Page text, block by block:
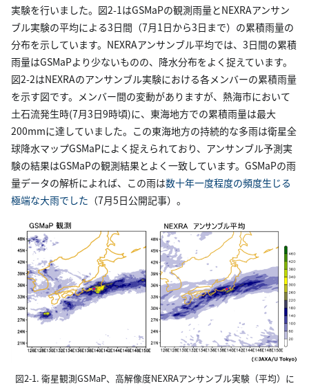
実験を行いました。図2-1はGSMaPの観測雨量とNEXRAアンサン
ブル実験の平均による3日間（7月1日から3日まで）の累積雨量の
分布を示しています。NEXRAアンサンブル平均では、3日間の累積
雨量はGSMaPより少ないものの、降水分布をよく捉えています。
図2-2はNEXRAのアンサンブル実験における各メンバーの累積雨量
を示す図です。メンバー間の変動がありますが、熱海市において
土石流発生時(7月3日9時頃)に、東海地方での累積雨量は最大
200mmに達していました。この東海地方の持続的な多雨は衛星全
球降水マップGSMaPによく捉えられており、アンサンブル予測実
験の結果はGSMaPの観測結果とよく一致しています。GSMaPの雨
量データの解析によれば、この雨は数十年一度程度の頻度生じる
極端な大雨でした （7月5日公開記事）。
図2-1. 衛星観測GSMaP、高解像度NEXRAアンサンブル実験（平均）に